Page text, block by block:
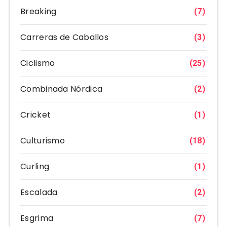
Breaking (7)
Carreras de Caballos (3)
Ciclismo (25)
Combinada Nórdica (2)
Cricket (1)
Culturismo (18)
Curling (1)
Escalada (2)
Esgrima (7)